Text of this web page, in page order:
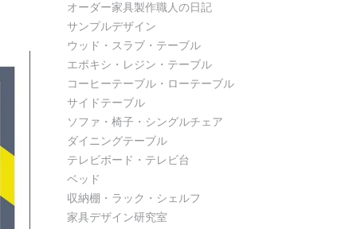
オーダー家具製作職人の日記
サンプルデザイン
ウッド・スラブ・テーブル
エポキシ・レジン・テーブル
コーヒーテーブル・ローテーブル
サイドテーブル
ソファ・椅子・シングルチェア
ダイニングテーブル
テレビボード・テレビ台
ベッド
収納棚・ラック・シェルフ
家具デザイン研究室